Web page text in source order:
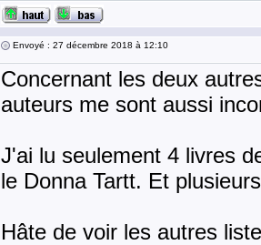
Envoyé : 27 décembre 2018 à 12:10
Concernant les deux
auteurs me sont aussi
J'ai lu seulement 4 livres
le Donna Tartt. Et
Hâte de voir les autres